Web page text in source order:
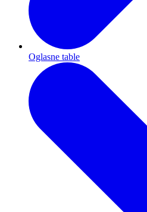
Oglasne table